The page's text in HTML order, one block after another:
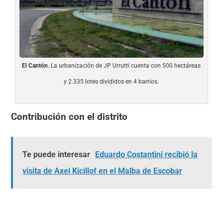
El Cantón. La urbanización de JP Urrutti cuenta con 500 hectáreas
y 2.335 lotes divididos en 4 barrios.
Contribución con el distrito
Te puede interesar
Eduardo Costantini recibió la
visita de Axel Kicillof en el Malba de Escobar